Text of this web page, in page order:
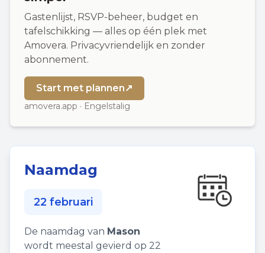
Gastenlijst, RSVP-beheer, budget en
tafelschikking — alles op één plek met
Amovera. Privacyvriendelijk en zonder
abonnement.
Start met plannen↗
amovera.app · Engelstalig
Naamdag
22 februari
De naamdag van Mason
wordt meestal gevierd op 22